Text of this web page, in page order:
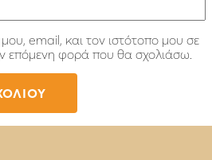
email, και τον ιστότοπο μου σε
επόμενη φορά που θα σχολιάσω.